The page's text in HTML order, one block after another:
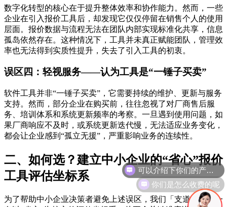
数字化转型的核心在于提升整体效率和协作能力。然而，一些
企业在引入报价工具后，却发现它仅仅停留在销售个人的使用
层面。报价数据与流程无法在团队内部实现标准化共享，信息
孤岛依然存在。这种情况下，工具并未真正赋能团队，管理效
率也无法得到实质性提升，失去了引入工具的初衷。
误区四：轻视服务——认为工具是“一锤子买卖”
软件工具并非“一锤子买卖”，它需要持续的维护、更新与服务
支持。然而，部分企业在购买前，往往忽视了对厂商售后服
务、培训体系和系统更新频率的考察。一旦遇到使用问题，如
果厂商响应不及时，或系统更新迭代慢，无法适应业务变化，
都会让企业感到“孤立无援”，严重影响业务的连续性。
二、如何选？建立中小企业的“省心”报价
工具评估坐标系
为了帮助中小企业决策者避免上述误区，我们「支道」提出一
你们是怎么收费的呢